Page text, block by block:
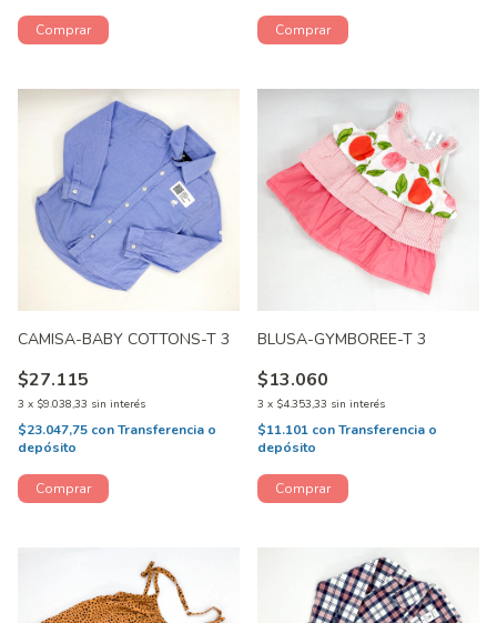
CAMISA-BABY COTTONS-T 3
$27.115
3 x $9.038,33 sin interés
$23.047,75 conTransferencia o
depósito
BLUSA-GYMBOREE-T 3
$13.060
3 x $4.353,33 sin interés
$11.101 conTransferencia o
depósito